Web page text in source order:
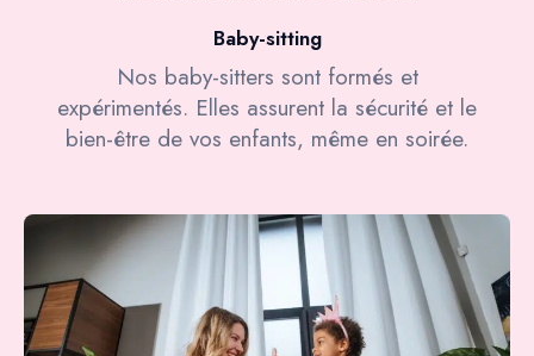
Baby-sitting
Nos baby-sitters sont formés et
expérimentés. Elles assurent la sécurité et le
bien-être de vos enfants, même en soirée.